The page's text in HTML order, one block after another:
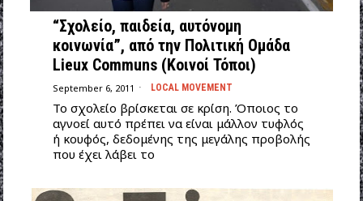
“Σχολείο, παιδεία, αυτόνομη
κοινωνία”, από την Πολιτική Ομάδα
Lieux Communs (Κοινοί Τόποι)
September 6, 2011 LOCAL MOVEMENT
Το σχολείο βρίσκεται σε κρίση. Όποιος το
αγνοεί αυτό πρέπει να είναι μάλλον τυφλός
ή κουφός, δεδομένης της μεγάλης προβολής
που έχει λάβει το